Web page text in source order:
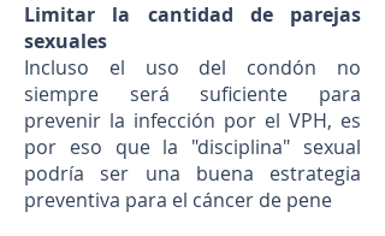
Limitar la cantidad de parejas
sexuales
Incluso el uso del condón no
siempre será suficiente para
prevenir la infección por el VPH, es
por eso que la "disciplina" sexual
podría ser una buena estrategia
preventiva para el cáncer de pene